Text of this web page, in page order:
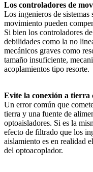
Los controladores de
Los ingenieros de sistemas
movimiento pueden
Si bien los controladores
debilidades como la no
mecánicos graves como
tamaño insuficiente,
acoplamientos tipo resorte.
Evite la conexión a tierra
Un error común que
tierra y una fuente de
optoaisladores. Si es la
efecto de filtrado que los
aislamiento es en realidad
del optoacoplador.